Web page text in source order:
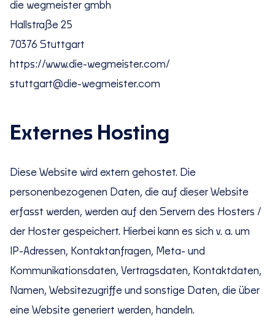
die wegmeister gmbh
Hallstraße 25
70376 Stuttgart
https://www.die-wegmeister.com/
stuttgart@die-wegmeister.com
Externes Hosting
Diese Website wird extern gehostet. Die
personenbezogenen Daten, die auf dieser Website
erfasst werden, werden auf den Servern des Hosters /
der Hoster gespeichert. Hierbei kann es sich v. a. um
IP-Adressen, Kontaktanfragen, Meta- und
Kommunikationsdaten, Vertragsdaten, Kontaktdaten,
Namen, Websitezugriffe und sonstige Daten, die über
eine Website generiert werden, handeln.